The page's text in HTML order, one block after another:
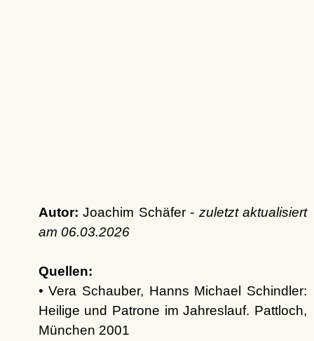
Autor: Joachim Schäfer - zuletzt aktualisiert
am 06.03.2026
Quellen:
• Vera Schauber, Hanns Michael Schindler:
Heilige und Patrone im Jahreslauf. Pattloch,
München 2001